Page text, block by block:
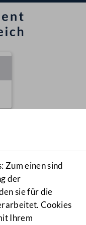
Zum einen sind
der
sie für die
Cookies
Ihrem